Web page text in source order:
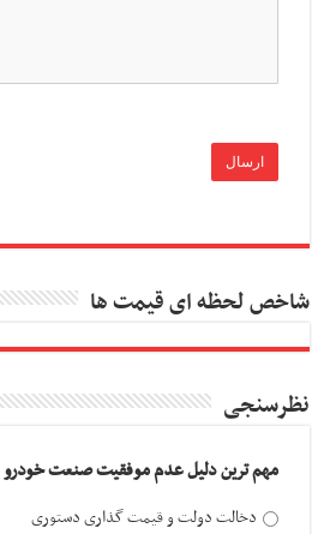
شاخص لحظه ای قیمت ها
نظرسنجی
مهم ترین دلیل عدم موفقیت صنعت خودرو
دخالت دولت و قیمت گذاری دستوری